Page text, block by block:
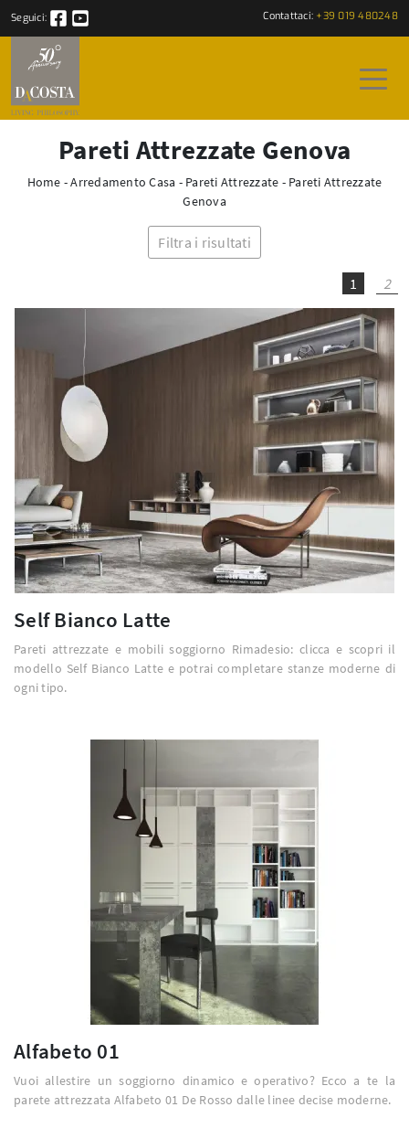
Seguici: Contattaci: +39 019 480248
Pareti Attrezzate Genova
Home -Arredamento Casa - Pareti Attrezzate - Pareti Attrezzate
Genova
Filtra i risultati
1 2
Self Bianco Latte
Pareti attrezzate e mobili soggiorno Rimadesio: clicca e scopri il
modello Self Bianco Latte e potrai completare stanze moderne di
ogni tipo.
Alfabeto 01
Vuoi allestire un soggiorno dinamico e operativo? Ecco a te la
parete attrezzata Alfabeto 01 De Rosso dalle linee decise moderne.